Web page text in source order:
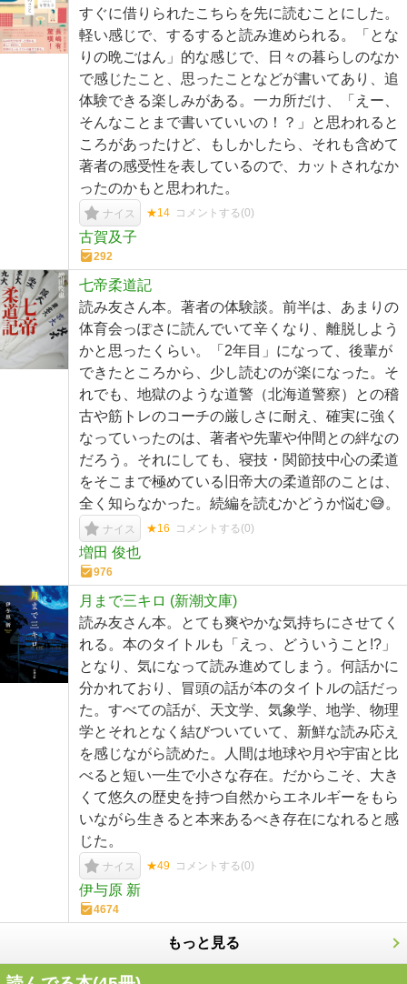
すぐに借りられたこちらを先に読むことにした。
軽い感じで、するすると読み進められる。「とな
りの晩ごはん」的な感じで、日々の暮らしのなか
で感じたこと、思ったことなどが書いてあり、追
体験できる楽しみがある。一カ所だけ、「えー、
そんなことまで書いていいの！？」と思われると
ころがあったけど、もしかしたら、それも含めて
著者の感受性を表しているので、カットされなか
ったのかもと思われた。
ナイス ★14 コメントする(0)
古賀及子
292
七帝柔道記
読み友さん本。著者の体験談。前半は、あまりの
体育会っぽさに読んでいて辛くなり、離脱しよう
かと思ったくらい。「2年目」になって、後輩が
できたところから、少し読むのが楽になった。そ
れでも、地獄のような道警（北海道警察）との稽
古や筋トレのコーチの厳しさに耐え、確実に強く
なっていったのは、著者や先輩や仲間との絆なの
だろう。それにしても、寝技・関節技中心の柔道
をそこまで極めている旧帝大の柔道部のことは、
全く知らなかった。続編を読むかどうか悩む😅。
ナイス ★16 コメントする(0)
増田 俊也
976
月まで三キロ (新潮文庫)
読み友さん本。とても爽やかな気持ちにさせてく
れる。本のタイトルも「えっ、どういうこと!?」
となり、気になって読み進めてしまう。何話かに
分かれており、冒頭の話が本のタイトルの話だっ
た。すべての話が、天文学、気象学、地学、物理
学とそれとなく結びついていて、新鮮な読み応え
を感じながら読めた。人間は地球や月や宇宙と比
べると短い一生で小さな存在。だからこそ、大き
くて悠久の歴史を持つ自然からエネルギーをもら
いながら生きると本来あるべき存在になれると感
じた。
ナイス ★49 コメントする(0)
伊与原 新
4674
もっと見る